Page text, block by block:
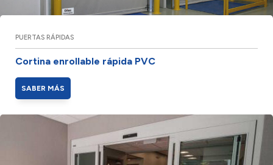
PUERTAS RÁPIDAS
Cortina enrollable rápida PVC
SABER MÁS